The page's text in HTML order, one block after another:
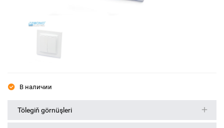
В наличии
Tölegiň görnüşleri